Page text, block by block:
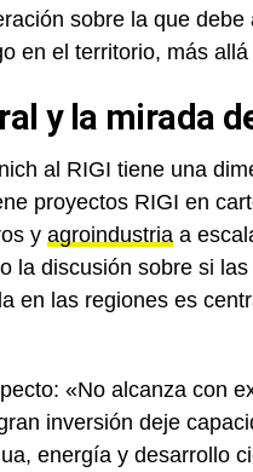
sobre la que
en el territorio, más
y la mirada
al RIGI tiene una
proyectos RIGI en
y agroindustria a
la discusión sobre si
en las regiones es
«No alcanza con
inversión deje
energía y desarrollo